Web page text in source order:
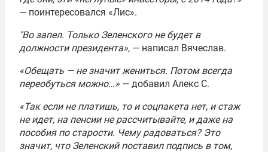
— поинтересовался «Лис».
"Во запел. Только Зеленского не будет в
должности президента», — написал Вячеслав.
«Обещать — не значит жениться. Потом всегда
переобуться можно…» — добавил Алекс С.
«Так если не платишь, то и соцпакета нет, и стаж
не идет, на пенсии не рассчитывайте, и даже на
пособия по старости. Чему радоваться? Это
значит, что Зеленский поставил подпись в том,